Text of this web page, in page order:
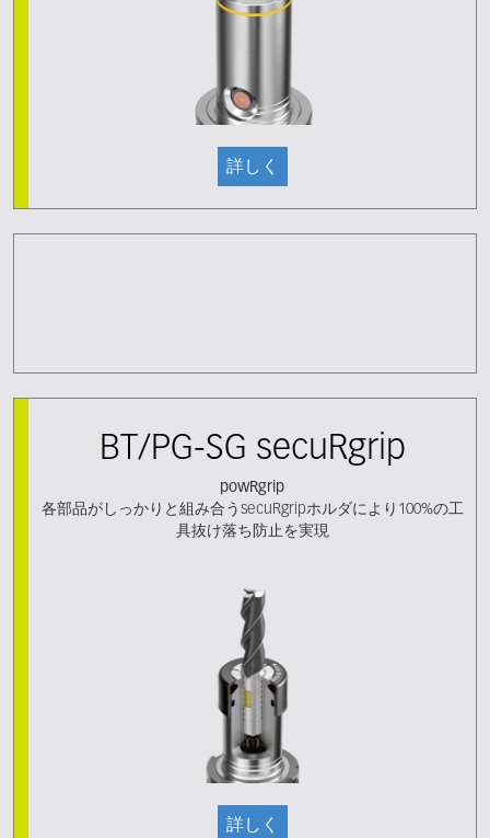
詳しく
BT/PG-SG secuRgrip
powRgrip
各部品がしっかりと組み合うsecuRgripホルダにより100%の工
具抜け落ち防止を実現
詳しく